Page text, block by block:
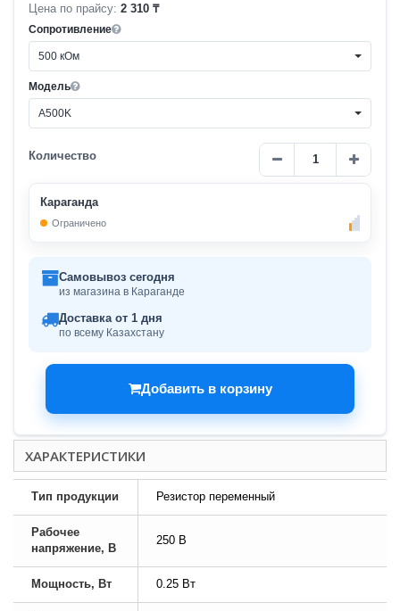
Цена по прайсу: 2 310 ₸
Cопротивление
500 кОм
Модель
A500K
Количество
Караганда
Ограничено
Самовывоз сегодня
из магазина в Караганде
Доставка от 1 дня
по всему Казахстану
Добавить в корзину
ХАРАКТЕРИСТИКИ
Тип продукции Резистор переменный
Рабочее
напряжение, В
250 В
Мощность, Вт 0.25 Вт